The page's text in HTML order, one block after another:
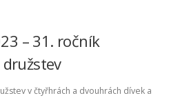
– 31. ročník
v čtyřhrách a dvouhrách dívek a